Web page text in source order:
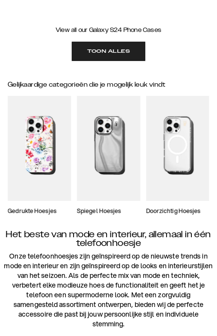
View all our Galaxy S24 Phone Cases
TOON ALLES
Gelijkaardige categorieën die je mogelijk leuk vindt
Gedrukte Hoesjes Spiegel Hoesjes Doorzichtig Hoesjes
Het beste van mode en interieur, allemaal in één
telefoonhoesje
Onze telefoonhoesjes zijn geïnspireerd op de nieuwste trends in
mode en interieur en zijn geïnspireerd op de looks en interieurstijlen
van het seizoen. Als de perfecte mix van mode en techniek,
verbetert elke modieuze hoes de functionaliteit en geeft het je
telefoon een supermoderne look. Met een zorgvuldig
samengesteld assortiment ontwerpen, bieden wij de perfecte
accessoire die past bij jouw persoonlijke stijl en individuele
stemming.